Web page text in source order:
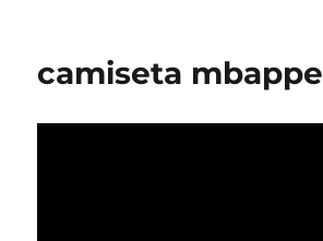
camiseta mbappe